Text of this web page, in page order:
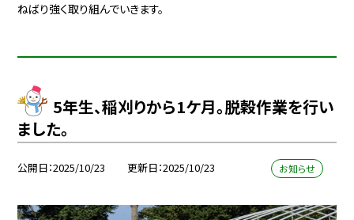
ねばり強く取り組んでいきます。
5年生、稲刈りから1ケ月。脱穀作業を行い
ました。
公開日 2025/10/23 更新日 2025/10/23 お知らせ